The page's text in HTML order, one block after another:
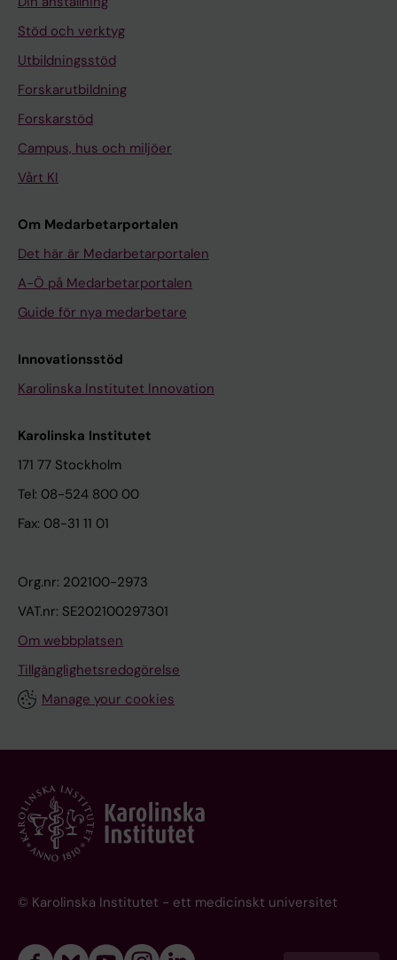
Stöd och verktyg
Utbildningsstöd
Forskarutbildning
Forskarstöd
Campus, hus och miljöer
Vårt KI
Om Medarbetarportalen
Det här är Medarbetarportalen
A-Ö på Medarbetarportalen
Guide för nya medarbetare
Innovationsstöd
Karolinska Institutet Innovation
Karolinska Institutet
171 77 Stockholm
Tel: 08-524 800 00
Fax: 08-31 11 01
Org.nr: 202100-2973
VAT.nr: SE202100297301
Om webbplatsen
Tillgänglighetsredogörelse
Manage your cookies
© Karolinska Institutet - ett medicinskt universitet